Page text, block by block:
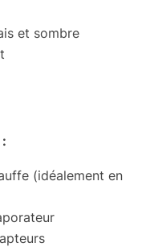
et sombre
(idéalement en